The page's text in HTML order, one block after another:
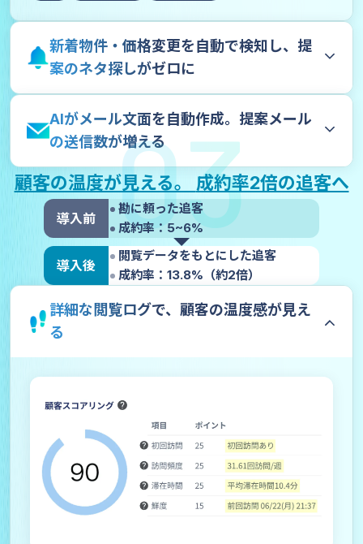
新着物件・価格変更を自動で検知し、提
案のネタ探しがゼロに
AIがメール文面を自動作成。提案メール
の送信数が増える03
顧客の温度が見える。 成約率2倍の追客へ
導入前
勘に頼った追客
成約率：5~6%
導入後
閲覧データをもとにした追客
成約率：13.8%（約2倍）
詳細な閲覧ログで、顧客の温度感が見え
る